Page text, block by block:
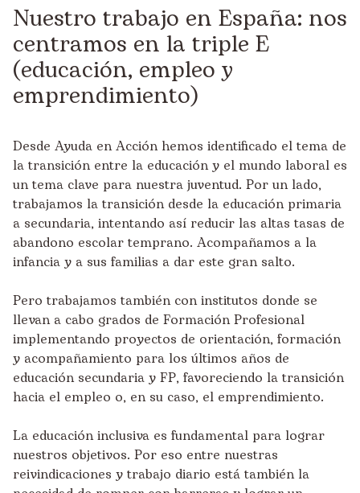
Nuestro trabajo en España: nos
centramos en la triple E
(educación, empleo y
emprendimiento)
Desde Ayuda en Acción hemos identificado el tema de
la transición entre la educación y el mundo laboral es
un tema clave para nuestra juventud. Por un lado,
trabajamos la transición desde la educación primaria
a secundaria, intentando así reducir las altas tasas de
abandono escolar temprano. Acompañamos a la
infancia y a sus familias a dar este gran salto.
Pero trabajamos también con institutos donde se
llevan a cabo grados de Formación Profesional
implementando proyectos de orientación, formación
y acompañamiento para los últimos años de
educación secundaria y FP, favoreciendo la transición
hacia el empleo o, en su caso, el emprendimiento.
La educación inclusiva es fundamental para lograr
nuestros objetivos. Por eso entre nuestras
reivindicaciones y trabajo diario está también la